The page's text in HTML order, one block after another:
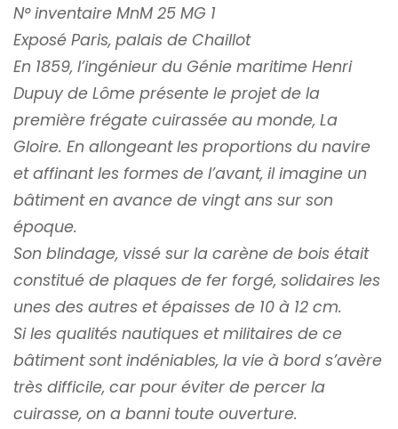
N° inventaire MnM 25 MG 1
Exposé Paris, palais de Chaillot
En 1859, l’ingénieur du Génie maritime Henri
Dupuy de Lôme présente le projet de la
première frégate cuirassée au monde, La
Gloire. En allongeant les proportions du navire
et affinant les formes de l’avant, il imagine un
bâtiment en avance de vingt ans sur son
époque.
Son blindage, vissé sur la carène de bois était
constitué de plaques de fer forgé, solidaires les
unes des autres et épaisses de 10 à 12 cm.
Si les qualités nautiques et militaires de ce
bâtiment sont indéniables, la vie à bord s’avère
très difficile, car pour éviter de percer la
cuirasse, on a banni toute ouverture.